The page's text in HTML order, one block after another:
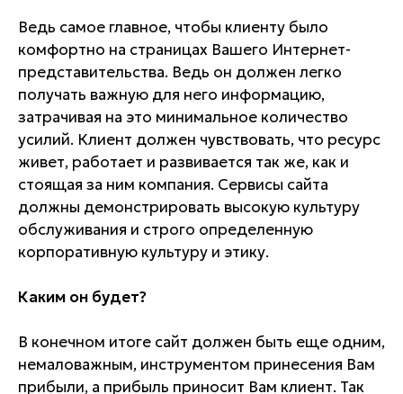
Ведь самое главное, чтобы клиенту было
комфортно на страницах Вашего Интернет-
представительства. Ведь он должен легко
получать важную для него информацию,
затрачивая на это минимальное количество
усилий. Клиент должен чувствовать, что ресурс
живет, работает и развивается так же, как и
стоящая за ним компания. Сервисы сайта
должны демонстрировать высокую культуру
обслуживания и строго определенную
корпоративную культуру и этику.
Каким он будет?
В конечном итоге сайт должен быть еще одним,
немаловажным, инструментом принесения Вам
прибыли, а прибыль приносит Вам клиент. Так